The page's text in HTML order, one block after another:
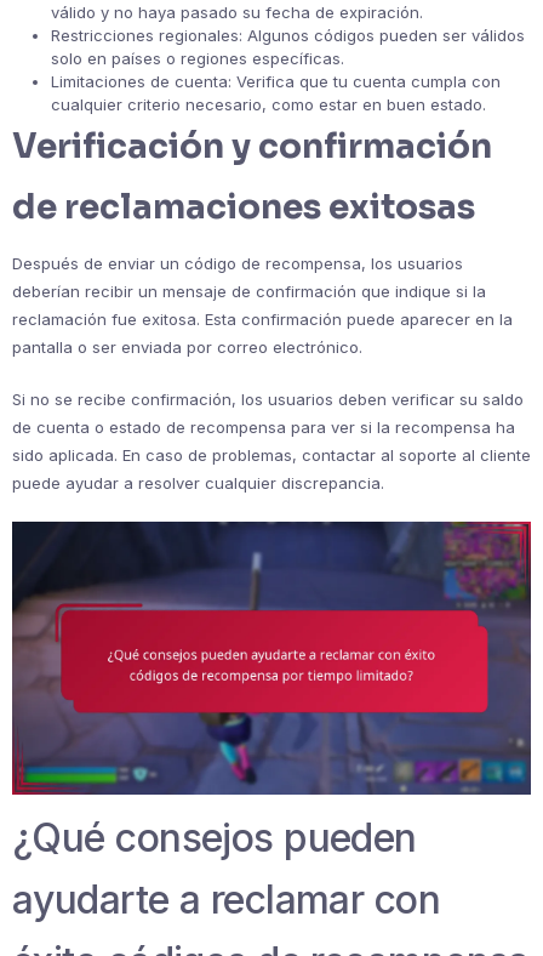
válido y no haya pasado su fecha de expiración.
Restricciones regionales: Algunos códigos pueden ser válidos
solo en países o regiones específicas.
Limitaciones de cuenta: Verifica que tu cuenta cumpla con
cualquier criterio necesario, como estar en buen estado.
Verificación y confirmación
de reclamaciones exitosas
Después de enviar un código de recompensa, los usuarios
deberían recibir un mensaje de confirmación que indique si la
reclamación fue exitosa. Esta confirmación puede aparecer en la
pantalla o ser enviada por correo electrónico.
Si no se recibe confirmación, los usuarios deben verificar su saldo
de cuenta o estado de recompensa para ver si la recompensa ha
sido aplicada. En caso de problemas, contactar al soporte al cliente
puede ayudar a resolver cualquier discrepancia.
¿Qué consejos pueden
ayudarte a reclamar con